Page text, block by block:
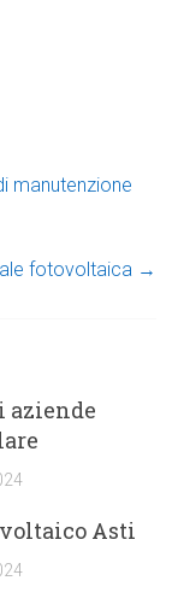
manutenzione
fotovoltaica →
aziende
Asti